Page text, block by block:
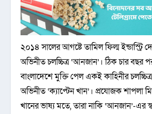
২০১৪ সালের আগষ্টে তামিল ফিল্ম ইন্ডাস্ট্রি
অভিনীত চলচ্চিত্র ‘আনজান’। ঠিক চার বছর
বাংলাদেশে মুক্তি পেল একই কাহিনীর
অভিনীত ‘ক্যাপ্টেন খান’। প্রযোজক শাপলা
খানের ভাষ্য মতে, তারা নাকি ‘আনজান’-এর